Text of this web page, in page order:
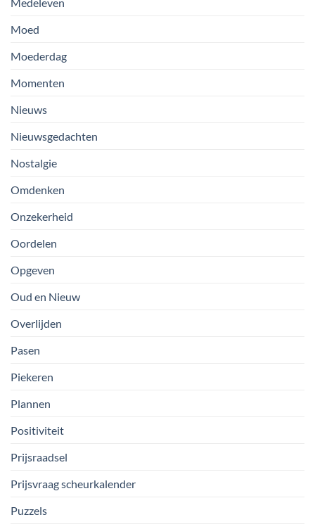
Moed
Moederdag
Momenten
Nieuws
Nieuwsgedachten
Nostalgie
Omdenken
Onzekerheid
Oordelen
Opgeven
Oud en Nieuw
Overlijden
Pasen
Piekeren
Plannen
Positiviteit
Prijsraadsel
Prijsvraag scheurkalender
Puzzels